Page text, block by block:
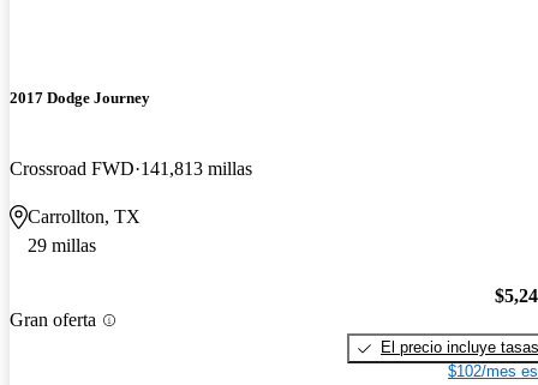
2017 Dodge Journey
Crossroad FWD 141,813 millas
Carrollton, TX
29 millas
Gran oferta
El precio incluye tasas
$102/mes